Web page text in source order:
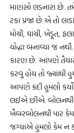
માણસો લડનારા છે.
ટકા પ્રજા છે એ તો
મોચી, ઘાંચી, ખેડૂત,
યોદ્ધા બનાવ્યા જ
કારણ છે. આપણે
કરવું હોય તો જ્યાંથી
આપણે કદી હુમલો
લઈએ છીએ. બોલનથી
ખૈબરબોલનથી પાર
જગ્યાએ હુમલો કેમ ન